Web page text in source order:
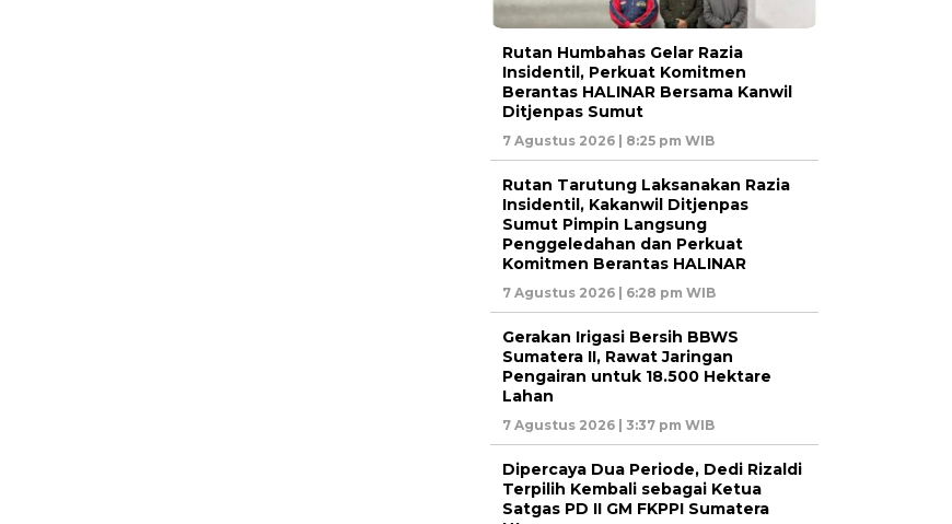
Rutan Humbahas Gelar Razia
Insidentil, Perkuat Komitmen
Berantas HALINAR Bersama Kanwil
Ditjenpas Sumut
7 Agustus 2026 | 8:25 pm WIB
Rutan Tarutung Laksanakan Razia
Insidentil, Kakanwil Ditjenpas
Sumut Pimpin Langsung
Penggeledahan dan Perkuat
Komitmen Berantas HALINAR
7 Agustus 2026 | 6:28 pm WIB
Gerakan Irigasi Bersih BBWS
Sumatera II, Rawat Jaringan
Pengairan untuk 18.500 Hektare
Lahan
7 Agustus 2026 | 3:37 pm WIB
Dipercaya Dua Periode, Dedi Rizaldi
Terpilih Kembali sebagai Ketua
Satgas PD II GM FKPPI Sumatera